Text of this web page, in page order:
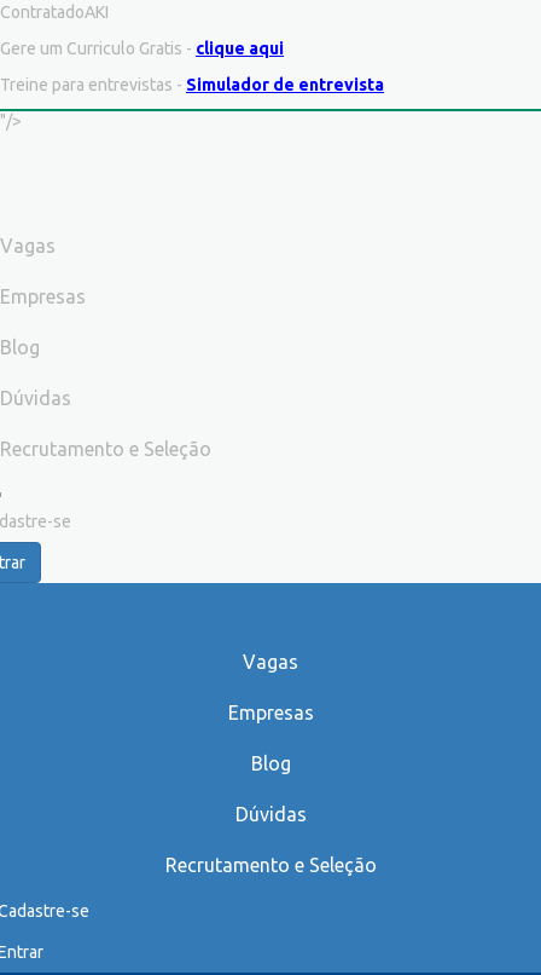
ContratadoAKI
Gere um Curriculo Gratis - clique aqui
Treine para entrevistas - Simulador de entrevista
"/>
Vagas
Empresas
Blog
Dúvidas
Recrutamento e Seleção
se
Vagas
Empresas
Blog
Dúvidas
Recrutamento e Seleção
se